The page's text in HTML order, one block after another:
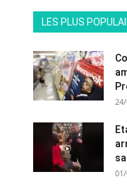
LES PLUS